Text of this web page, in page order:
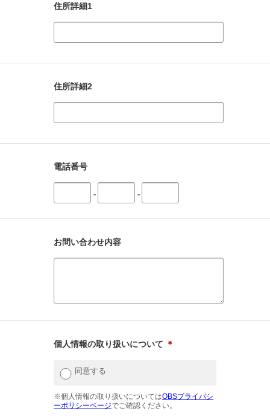
住所詳細1
住所詳細2
電話番号
- -
お問い合わせ内容
個人情報の取り扱いについて ＊
同意する
※個人情報の取り扱いについてはOBSプライバシ
ーポリシーページでご確認ください。